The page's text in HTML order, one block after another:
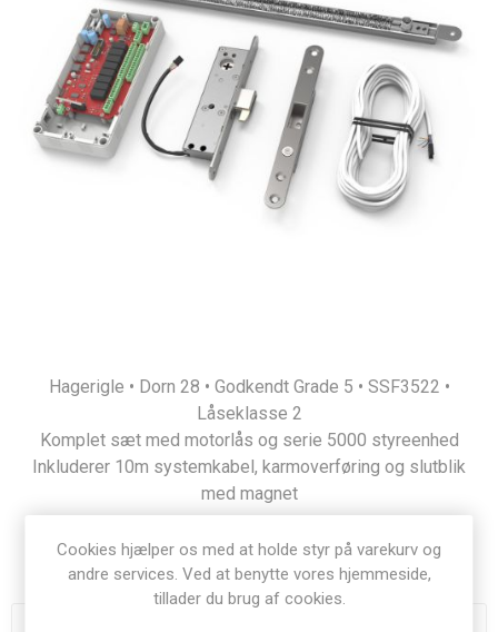
Hagerigle • Dorn 28 • Godkendt Grade 5 • SSF3522 •
Låseklasse 2
Komplet sæt med motorlås og serie 5000 styreenhed
Inkluderer 10m systemkabel, karmoverføring og slutblik
med magnet
Varenummer: 11203
Cookies hjælper os med at holde styr på varekurv og
andre services. Ved at benytte vores hjemmeside,
tillader du brug af cookies.